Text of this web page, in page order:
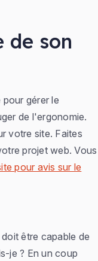
de son
gérer le
de l'ergonomie.
votre site. Faites
projet web. Vous
pour avis sur le
être capable de
je ? En un coup